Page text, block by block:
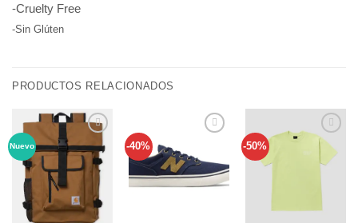
-Cruelty Free
-Sin Glúten
PRODUCTOS RELACIONADOS
Nuevo
Añadir
a tu
lista de
deseos
-40%
lista de
deseos
-50%
Añadir
a tu
lista de